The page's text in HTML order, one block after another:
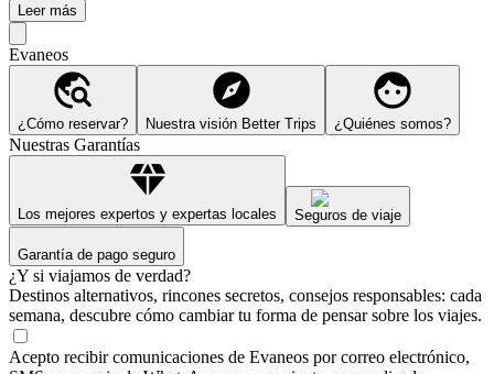
Leer más
Evaneos
¿Cómo reservar? Nuestra visión Better Trips ¿Quiénes somos?
Nuestras Garantías
Los mejores expertos y expertas locales Seguros de viaje
Garantía de pago seguro
¿Y si viajamos de verdad?
Destinos alternativos, rincones secretos, consejos responsables: cada
semana, descubre cómo cambiar tu forma de pensar sobre los viajes.
Acepto recibir comunicaciones de Evaneos por correo electrónico,